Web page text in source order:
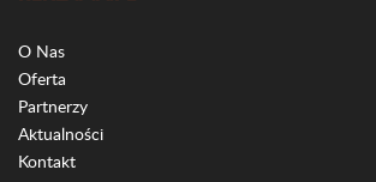
O Nas
Oferta
Partnerzy
Aktualności
Kontakt